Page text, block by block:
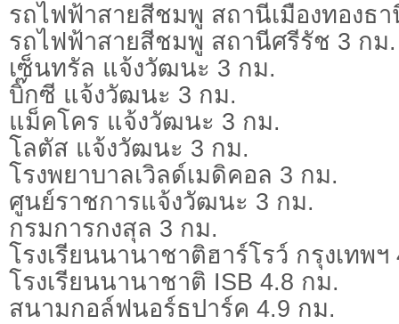
รถไฟฟ้าสายสีชมพู สถานีเมืองทองธ
รถไฟฟ้าสายสีชมพู สถานีศรีรัช 3 กม.
เซ็นทรัล แจ้งวัฒนะ 3 กม.
บิ๊กซี แจ้งวัฒนะ 3 กม.
แม็คโคร แจ้งวัฒนะ 3 กม.
โลตัส แจ้งวัฒนะ 3 กม.
โรงพยาบาลเวิลด์เมดิคอล 3 กม.
ศูนย์ราชการแจ้งวัฒนะ 3 กม.
กรมการกงสุล 3 กม.
โรงเรียนนานาชาติฮาร์โรว์ กรุงเทพฯ
โรงเรียนนานาชาติ ISB 4.8 กม.
สนามกอล์ฟนอร์ธปาร์ค 4.9 กม.